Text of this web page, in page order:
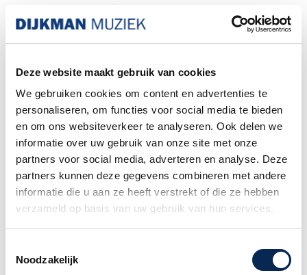
Deze website maakt gebruik van cookies
We gebruiken cookies om content en advertenties te
personaliseren, om functies voor social media te bieden
en om ons websiteverkeer te analyseren. Ook delen we
informatie over uw gebruik van onze site met onze
partners voor social media, adverteren en analyse. Deze
partners kunnen deze gegevens combineren met andere
informatie die u aan ze heeft verstrekt of die ze hebben
verzameld op basis van uw gebruik van hun services.
Noodzakelijk
JHS 3 Series Octave Reverb
De JHS Pedals 3 Series Octave Reverb biedt de
mogelijkheid om een hoge of een lage octaaf
toe te voegen aan het reverb signaal. Hierdoor
kun je een glinsterend of een dieper, ruimtelijk
geluid bereiken. Elk 3 Series pedaal is gemaakt
door JHS Pedals in Kansas City, MO, met behulp
van hoogwaardige onderdelen,
kwaliteitscontrole en aandacht voor elk detail.
Elk pedaal heeft drie eenvoudige knoppen en